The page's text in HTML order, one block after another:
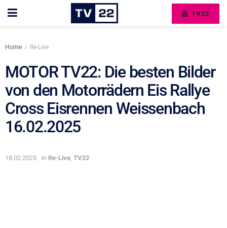
TV22
Home Re-Live
MOTOR TV22: Die besten Bilder
von den Motorrädern Eis Rallye
Cross Eisrennen Weissenbach
16.02.2025
18.02.2025 in Re-Live TV22